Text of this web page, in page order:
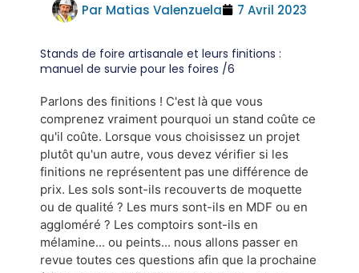
Par Matias Valenzuela 7 Avril 2023
Stands de foire artisanale et leurs finitions :
manuel de survie pour les foires /6
Parlons des finitions ! C'est là que vous
comprenez vraiment pourquoi un stand coûte ce
qu'il coûte. Lorsque vous choisissez un projet
plutôt qu'un autre, vous devez vérifier si les
finitions ne représentent pas une différence de
prix. Les sols sont-ils recouverts de moquette
ou de qualité ? Les murs sont-ils en MDF ou en
aggloméré ? Les comptoirs sont-ils en
mélamine... ou peints... nous allons passer en
revue toutes ces questions afin que la prochaine